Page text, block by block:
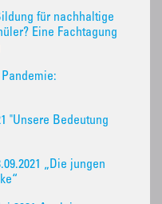
für nachhaltige
Eine Fachtagung
Pandemie:
"Unsere Bedeutung
„Die jungen